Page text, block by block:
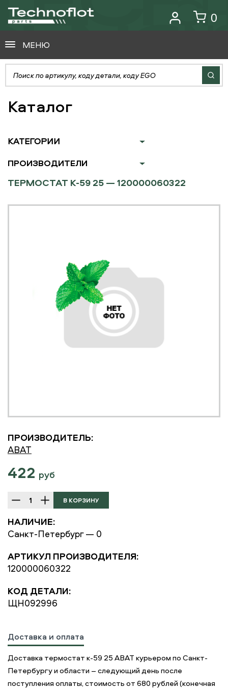
0
МЕНЮ
Каталог
КАТЕГОРИИ
ПРОИЗВОДИТЕЛИ
ТЕРМОСТАТ К-59 25 — 120000060322
ПРОИЗВОДИТЕЛЬ:
ABAT
422 руб
НАЛИЧИЕ:
Санкт-Петербург — 0
АРТИКУЛ ПРОИЗВОДИТЕЛЯ:
120000060322
КОД ДЕТАЛИ:
ЩН092996
Доставка и оплата
Доставка термостат к-59 25 ABAT курьером по Санкт-
Петербургу и области – следующий день после
поступления оплаты, стоимость от 680 рублей (конечная